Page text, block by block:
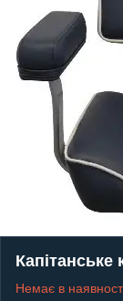
Капітанське
Немає в